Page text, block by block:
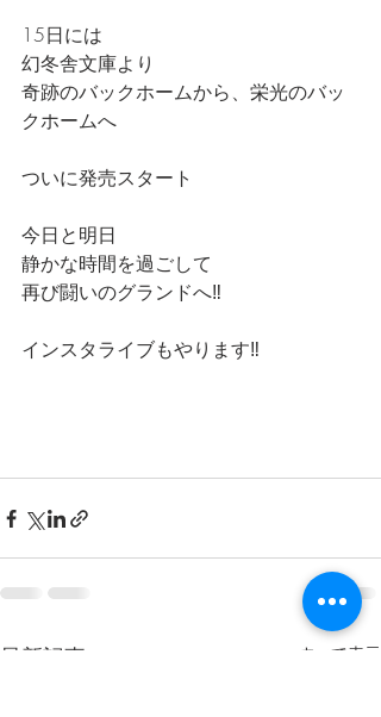
15日には
幻冬舎文庫より
奇跡のバックホームから、栄光のバッ
クホームへ
ついに発売スタート
今日と明日
静かな時間を過ごして
再び闘いのグランドへ‼️
インスタライブもやります‼️
最新記事 すべて表示